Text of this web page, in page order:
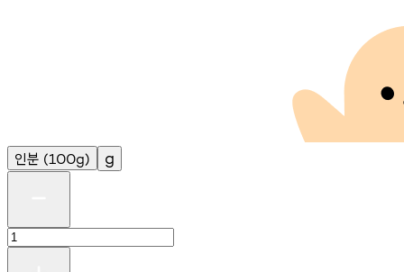
인분 (100g) g